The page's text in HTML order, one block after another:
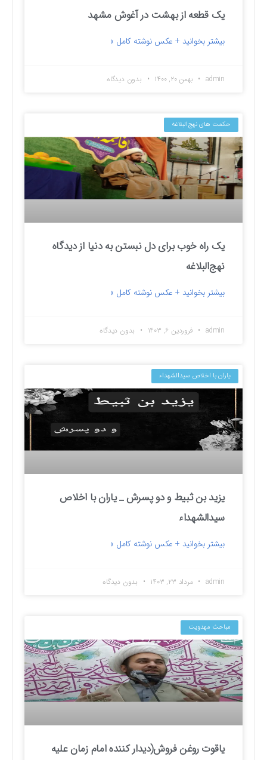
یک قطعه از بهشت در آغوش مشهد
بیشتر بخوانید + عکس نوشته کامل »
admin بهمن ۲۰, ۱۴۰۰ بدون دیدگاه
حکمت های نهج‌البلاغه
یک راه خوب برای دل نبستن به دنیا از دیدگاه
نهج‌البلاغه
بیشتر بخوانید + عکس نوشته کامل »
admin فروردین ۶, ۱۴۰۳ بدون دیدگاه
یاران با اخلاص سیدالشهداء
یزید بن ثبیط و دو پسرش _ یاران با اخلاص
سیدالشهداء
بیشتر بخوانید + عکس نوشته کامل »
admin مرداد ۲۳, ۱۴۰۳ بدون دیدگاه
مباحث مهدویت
یاقوت روغن فروش(دیدار کننده امام زمان علیه